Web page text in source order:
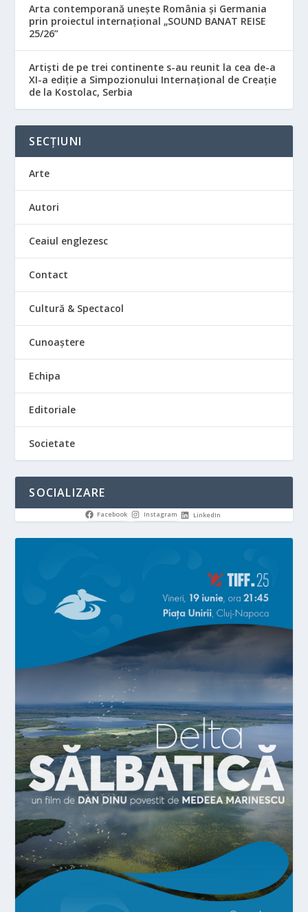
Arta contemporană unește România și Germania
prin proiectul internațional „SOUND BANAT REISE
25/26”
Artiști de pe trei continente s-au reunit la cea de-a
XI-a ediție a Simpozionului Internațional de Creație
de la Kostolac, Serbia
SECȚIUNI
Arte
Autori
Ceaiul englezesc
Contact
Cultură & Spectacol
Cunoaștere
Echipa
Editoriale
Societate
SOCIALIZARE
Facebook Instagram LinkedIn